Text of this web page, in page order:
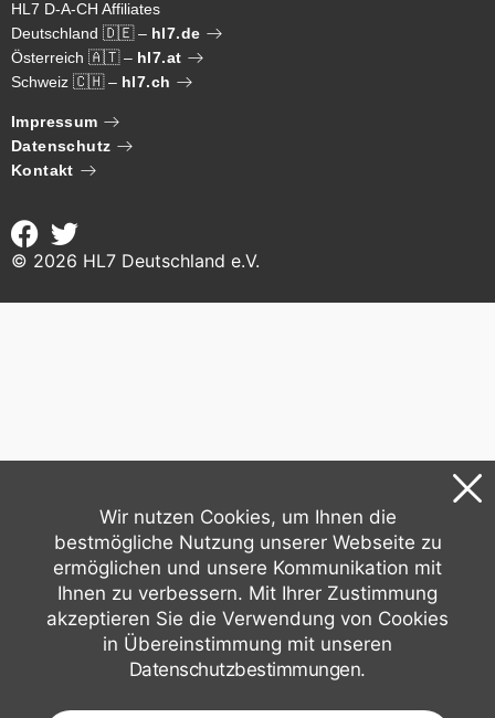
HL7 D-A-CH Affiliates
Deutschland 🇩🇪 – hl7.de
Österreich 🇦🇹 – hl7.at
Schweiz 🇨🇭 – hl7.ch
Impressum
Datenschutz
Kontakt
© 2026 HL7 Deutschland e.V.
Wir nutzen Cookies, um Ihnen die
bestmögliche Nutzung unserer Webseite zu
ermöglichen und unsere Kommunikation mit
Ihnen zu verbessern. Mit Ihrer Zustimmung
akzeptieren Sie die Verwendung von Cookies
in Übereinstimmung mit unseren
Datenschutzbestimmungen.